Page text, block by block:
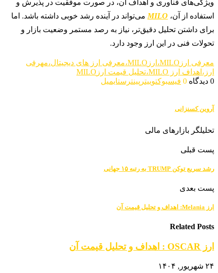
ویژگی‌های فناوری و اهداف آن، در صورت موفقیت در پذیرش و
استفاده از آن، MILO می‌تواند در آینده رشد خوبی داشته باشد. اما
برای داشتن تحلیل دقیق‌تر، نیاز به رصد مستمر وضعیت بازار و
تحولات فنی در این ارز وجود دارد.
معرفی ارزMILO،ارزMILO،معرفی ارز های دیجیتال،مهرفی
ارز،اهداف ارز MILO،تحلیل قیمت ارزMILO
0 دیدگاه
0 فیسبوکتوییتر پینترستایمیل
آروین کسنزانی
تحلیلگر بازارهای مالی
پست قبلی
رشد سریع توکن TRUMP به رتبه ۱۵ جهانی
پست بعدی
ارز Melania: اهداف و تحلیل قیمت آن
Related Posts
ارز OSCAR : اهداف و تحلیل قیمت آن
۲۴ شهریور, ۱۴۰۴